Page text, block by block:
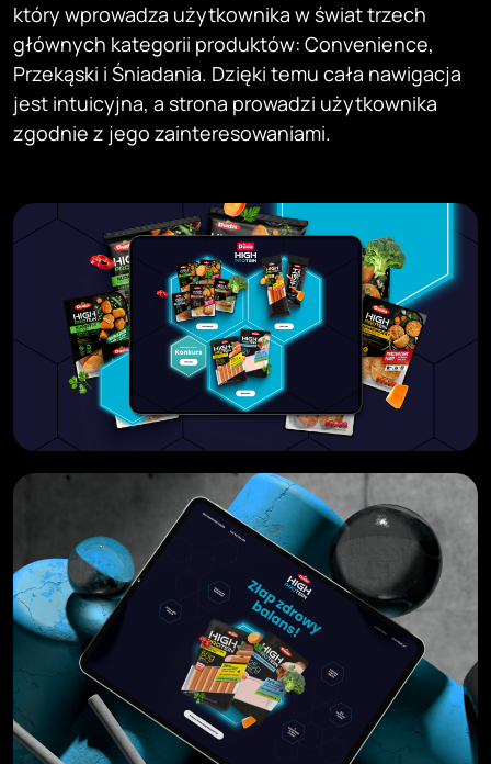
który wprowadza użytkownika w świat trzech
głównych kategorii produktów: Convenience,
Przekąski i Śniadania. Dzięki temu cała nawigacja
jest intuicyjna, a strona prowadzi użytkownika
zgodnie z jego zainteresowaniami.